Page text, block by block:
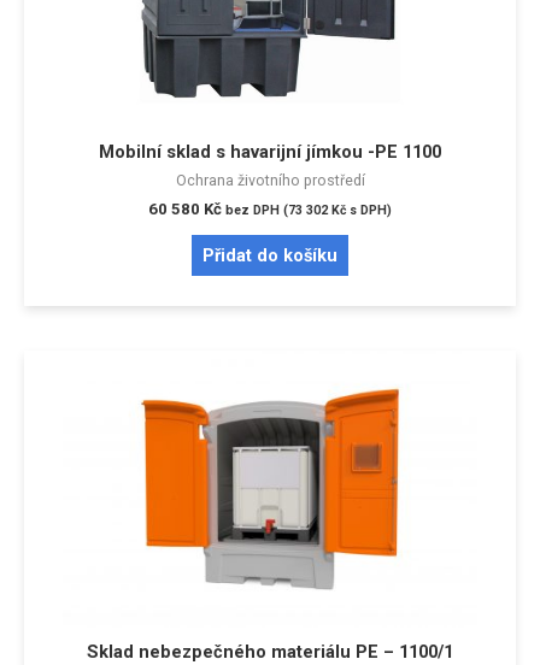
Mobilní sklad s havarijní jímkou -PE 1100
Ochrana životního prostředí
60 580 Kč bez DPH (73 302 Kč s DPH)
Přidat do košíku
Sklad nebezpečného materiálu PE – 1100/1